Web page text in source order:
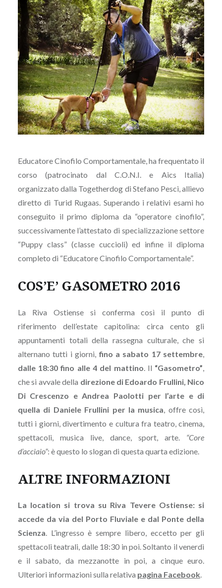
Educatore Cinofilo Comportamentale, ha frequentato il
corso (patrocinato dal C.O.N.I. e Aics Italia)
organizzato dalla Togetherdog di Stefano Pesci, allievo
diretto di Turid Rugaas. Superando i relativi esami ho
conseguito il primo diploma da “operatore cinofilo”,
successivamente l’attestato di specializzazione settore
“Puppy class” (classe cuccioli) ed infine il diploma
completo di “Educatore Cinofilo Comportamentale”.
COS’E’ GASOMETRO 2016
La Riva Ostiense si conferma così il punto di
riferimento dell’estate capitolina: circa cento gli
appuntamenti totali della rassegna culturale, che si
alternano tutti i giorni,fino a sabato 17 settembre
dalle 18:30 fino alle 4 del mattino . Il “Gasometro”
che si avvale della direzione di Edoardo Frullini, Nico
Di Crescenzo e Andrea Paolotti per l’arte e di
quella di Daniele Frullini per la musica , offre così,
tutti i giorni, divertimento e cultura fra teatro, cinema,
spettacoli, musica live, dance, sport, arte. “Core
d’acciaio”: è questo lo slogan di questa quarta edizione.
ALTRE INFORMAZIONI
La location si trova su Riva Tevere Ostiense: si
accede da via del Porto Fluviale e dal Ponte della
Scienza. L’ingresso è sempre libero, eccetto per gli
spettacoli teatrali, dalle 18:30 in poi. Soltanto il venerdì
e il sabato, da mezzanotte in poi, a cinque euro.
Ulteriori informazioni sulla relativa pagina Facebook.